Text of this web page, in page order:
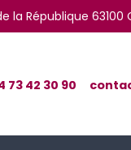
la République
73 42 30 90